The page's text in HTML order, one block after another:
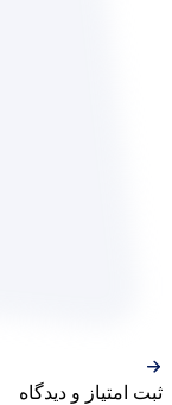
ثبت‌ امتیاز‌ و‌ دیدگاه